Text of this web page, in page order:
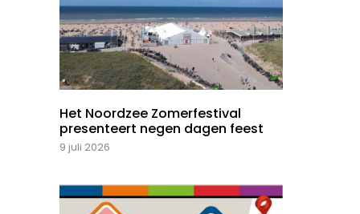
Het Noordzee Zomerfestival
presenteert negen dagen feest
9 juli 2026